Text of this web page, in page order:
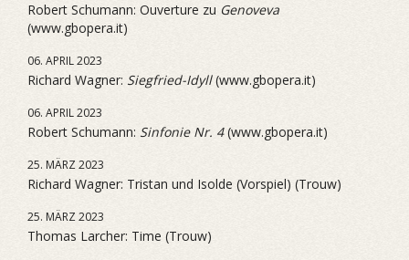
Robert Schumann: Ouverture zu Genoveva
(www.gbopera.it)
06. APRIL 2023
Richard Wagner: Siegfried-Idyll(www.gbopera.it)
06. APRIL 2023
Robert Schumann: Sinfonie Nr. 4(www.gbopera.it)
25. MÄRZ 2023
Richard Wagner: Tristan und Isolde (Vorspiel) (Trouw)
25. MÄRZ 2023
Thomas Larcher: Time (Trouw)